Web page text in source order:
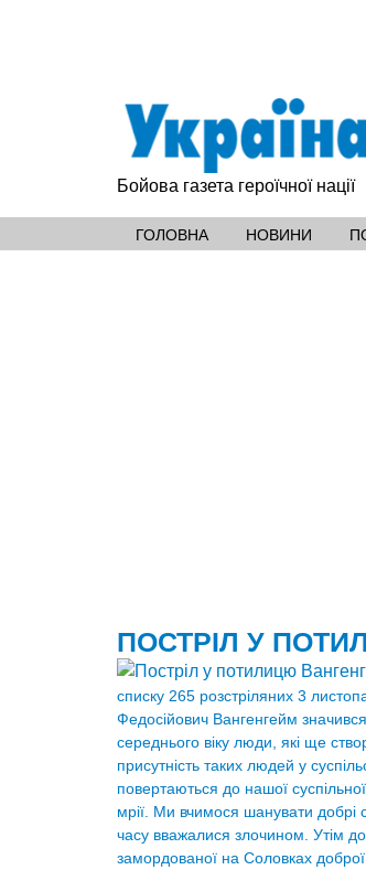
Бойова газета героїчної нації
ГОЛОВНА НОВИНИ
ПОСТРІЛ У
списку 265 розстріляних 3
Федосійович Вангенгейм
середнього віку люди, які ще
присутність таких людей у
повертаються до нашої суспільної
мрії. Ми вчимося шанувати добрі
часу вважалися злочином. Утім
замордованої на Соловках